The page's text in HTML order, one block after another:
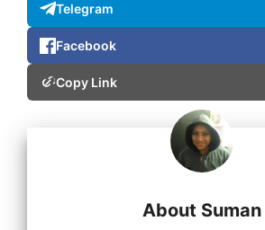
Telegram
Facebook
Copy Link
About Suman